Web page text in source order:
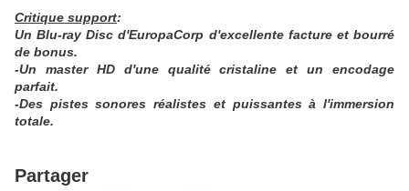
Critique support:
Un Blu-ray Disc d'EuropaCorp d'excellente facture et bourré
de bonus.
-Un master HD d'une qualité cristaline et un encodage
parfait.
-Des pistes sonores réalistes et puissantes à l'immersion
totale.
Partager